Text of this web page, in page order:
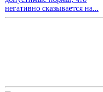
негативно сказывается на...